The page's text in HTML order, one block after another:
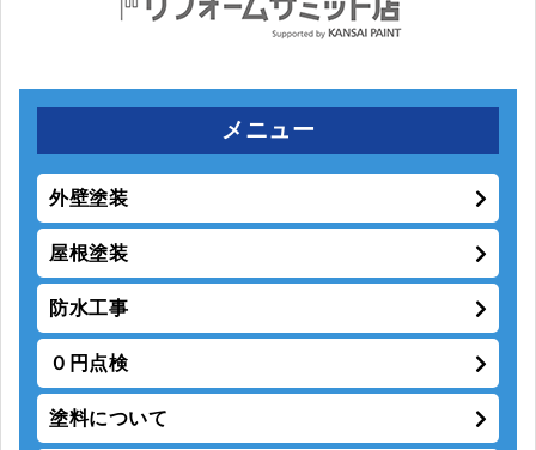
メニュー
外壁塗装
屋根塗装
防水工事
０円点検
塗料について